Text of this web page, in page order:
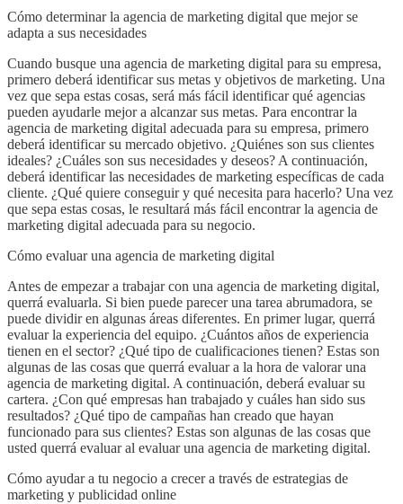
Cómo determinar la agencia de marketing digital que mejor se
adapta a sus necesidades
Cuando busque una agencia de marketing digital para su empresa,
primero deberá identificar sus metas y objetivos de marketing. Una
vez que sepa estas cosas, será más fácil identificar qué agencias
pueden ayudarle mejor a alcanzar sus metas. Para encontrar la
agencia de marketing digital adecuada para su empresa, primero
deberá identificar su mercado objetivo. ¿Quiénes son sus clientes
ideales? ¿Cuáles son sus necesidades y deseos? A continuación,
deberá identificar las necesidades de marketing específicas de cada
cliente. ¿Qué quiere conseguir y qué necesita para hacerlo? Una vez
que sepa estas cosas, le resultará más fácil encontrar la agencia de
marketing digital adecuada para su negocio.
Cómo evaluar una agencia de marketing digital
Antes de empezar a trabajar con una agencia de marketing digital,
querrá evaluarla. Si bien puede parecer una tarea abrumadora, se
puede dividir en algunas áreas diferentes. En primer lugar, querrá
evaluar la experiencia del equipo. ¿Cuántos años de experiencia
tienen en el sector? ¿Qué tipo de cualificaciones tienen? Estas son
algunas de las cosas que querrá evaluar a la hora de valorar una
agencia de marketing digital. A continuación, deberá evaluar su
cartera. ¿Con qué empresas han trabajado y cuáles han sido sus
resultados? ¿Qué tipo de campañas han creado que hayan
funcionado para sus clientes? Estas son algunas de las cosas que
usted querrá evaluar al evaluar una agencia de marketing digital.
Cómo ayudar a tu negocio a crecer a través de estrategias de
marketing y publicidad online